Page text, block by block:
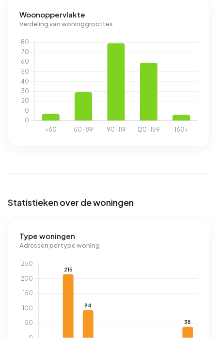
Woonoppervlakte
Verdeling van woninggroottes
Statistieken over de woningen
Type woningen
Adressen per type woning